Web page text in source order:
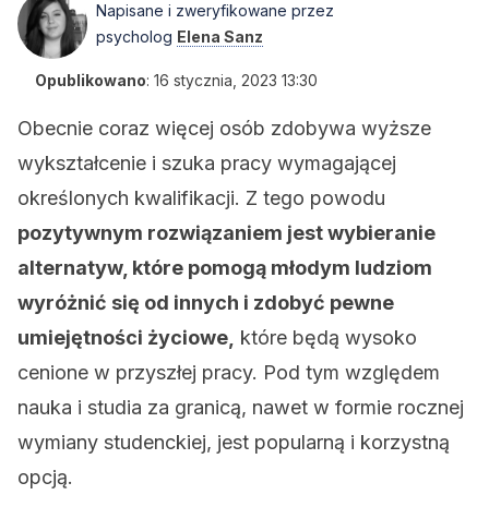
Napisane i zweryfikowane przez
psycholog Elena Sanz
Opublikowano: 16 stycznia, 2023 13:30
Obecnie coraz więcej osób zdobywa wyższe
wykształcenie i szuka pracy wymagającej
określonych kwalifikacji. Z tego powodu
pozytywnym rozwiązaniem jest wybieranie
alternatyw, które pomogą młodym ludziom
wyróżnić się od innych i zdobyć pewne
umiejętności życiowe, które będą wysoko
cenione w przyszłej pracy. Pod tym względem
nauka i studia za granicą, nawet w formie rocznej
wymiany studenckiej, jest popularną i korzystną
opcją.